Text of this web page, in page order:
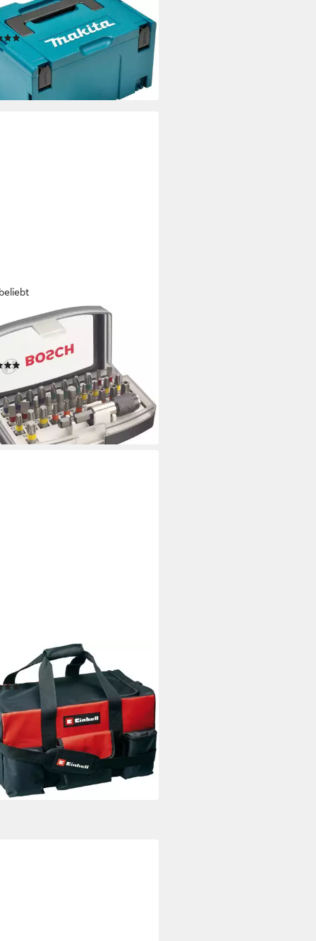
MAKPAC Gr. 3,
BxHxT: 29,5x21,7x39,5 cm
(104)
€ UVP 48,00 €
- am nächsten Werktag bei dir
PROFESSIONAL
Professionelles Schraub-Set,
(42)
€ 23,05 €
- in 1-2 Werktagen bei dir
Bag 56/29
(5)
€ 40,95 €
- am nächsten Werktag bei dir